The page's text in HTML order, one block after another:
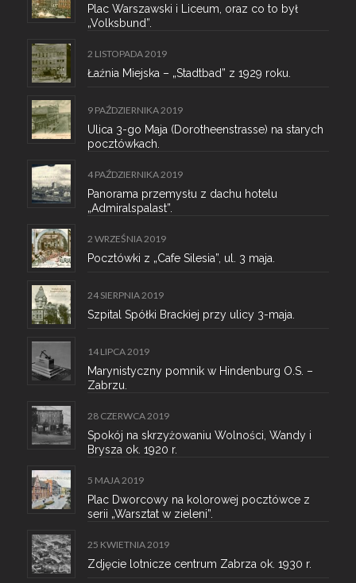
Plac Warszawski i Liceum, oraz co to był
„Volksbund”.
2 LISTOPADA 2019
Łaźnia Miejska – „Stadtbad” z 1929 roku.
9 PAŹDZIERNIKA 2019
Ulica 3-go Maja (Dorotheenstrasse) na starych
pocztówkach.
4 PAŹDZIERNIKA 2019
Panorama przemysłu z dachu hotelu
„Admiralspalast”.
2 WRZEŚNIA 2019
Pocztówki z „Cafe Silesia”, ul. 3 maja.
24 SIERPNIA 2019
Szpital Spółki Brackiej przy ulicy 3-maja.
14 LIPCA 2019
Marynistyczny pomnik w Hindenburg O.S. –
Zabrzu.
28 CZERWCA 2019
Spokój na skrzyżowaniu Wolności, Wandy i
Brysza ok. 1920 r.
5 MAJA 2019
Plac Dworcowy na kolorowej pocztówce z
serii „Warsztat w zieleni”.
25 KWIETNIA 2019
Zdjęcie lotnicze centrum Zabrza ok. 1930 r.